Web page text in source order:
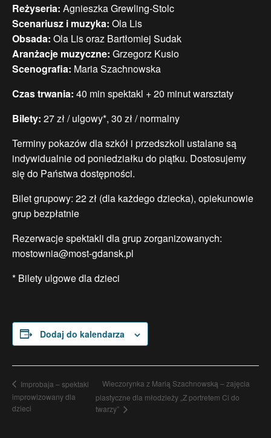
Reżyseria: Agnieszka Grewling-Stolc
Scenariusz i muzyka: Ola Lis
Obsada: Ola Lis oraz Bartłomiej Sudak
Aranżacje muzyczne: Grzegorz Kusio
Scenografia: Maria Szachnowska
Czas trwania: 40 min spektakl + 20 minut warsztaty
Bilety: 27 zł / ulgowy*, 30 zł / normalny
Terminy pokazów dla szkół i przedszkoli ustalane są
indywidualnie od poniedziałku do piątku. Dostosujemy
się do Państwa dostępności.
Bilet grupowy: 22 zł (dla każdego dziecka), opiekunowie
grup bezpłatnie
Rezerwacje spektakli dla grup zorganizowanych:
mostownia@most-gdansk.pl
* Bilety ulgowe dla dzieci
Dodaj do kalendarza
Improbaja – spektakl
improwizowany dla
dzieci
Wieczorynka z Marią Szachnowską – zajęcia
plastyczne dla młodzieży „Z portretem Ci do
twarzy”